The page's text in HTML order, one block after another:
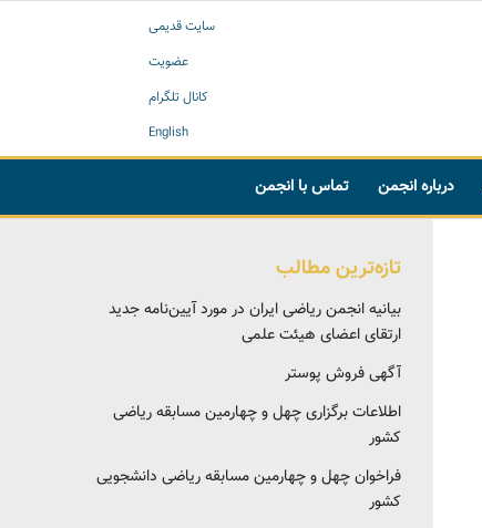
سایت قدیمی
عضویت
کانال تلگرام
English
درباره انجمن تماس با انجمن
تازه‌ترین مطالب
بیانیه انجمن ریاضی ایران در مورد آیین‌نامه جدید
ارتقای اعضای هیئت علمی
آگهی فروش پوستر
اطلاعات برگزاری چهل و چهارمین مسابقه ریاضی
کشور
فراخوان چهل و چهارمین مسابقه ریاضی دانشجویی
کشور‎‎